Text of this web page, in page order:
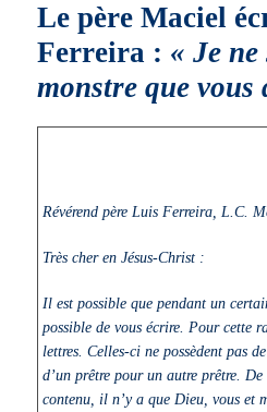
Le père Maciel
Ferreira : « Je
monstre que vous
Révérend père Luis Ferreira, L.C.
Très cher en Jésus-Christ :
Il est possible que pendant un
possible de vous écrire. Pour cette
lettres. Celles-ci ne possèdent pas
d’un prêtre pour un autre prêtre.
contenu, il n’y a que Dieu, vous et